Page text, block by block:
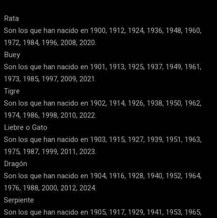
Rata
Son los que han nacido en 1900, 1912, 1924, 1936, 1948, 1960,
1972, 1984, 1996, 2008, 2020.
Buey
Son los que han nacido en 1901, 1913, 1925, 1937, 1949, 1961,
1973, 1985, 1997, 2009, 2021.
Tigre
Son los que han nacido en 1902, 1914, 1926, 1938, 1950, 1962,
1974, 1986, 1998, 2010, 2022.
Liebre o Gato
Son los que han nacido en 1903, 1915, 1927, 1939, 1951, 1963,
1975, 1987, 1999, 2011, 2023.
Dragón
Son los que han nacido en 1904, 1916, 1928, 1940, 1952, 1964,
1976, 1988, 2000, 2012, 2024.
Serpiente
Son los que han nacido en 1905, 1917, 1929, 1941, 1953, 1965,